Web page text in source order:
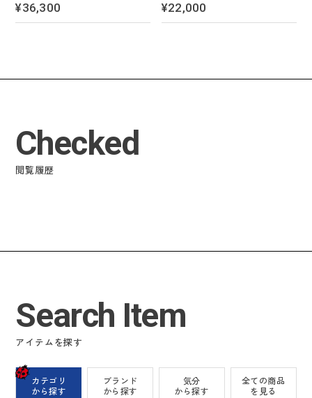
¥36,300
¥22,000
Checked
閲覧履歴
Search Item
アイテムを探す
カテゴリ
から探す
ブランド
から探す
気分
から探す
全ての商品
を見る